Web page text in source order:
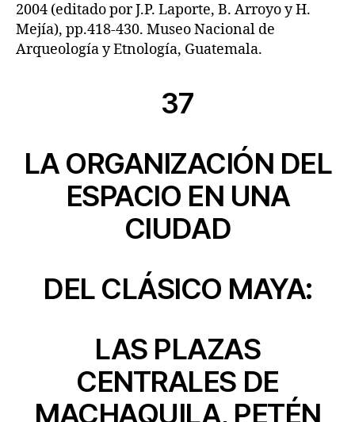
2004 (editado por J.P. Laporte, B. Arroyo y H.
Mejía), pp.418-430. Museo Nacional de
Arqueología y Etnología, Guatemala.
37
LA ORGANIZACIÓN DEL
ESPACIO EN UNA
CIUDAD
DEL CLÁSICO MAYA:
LAS PLAZAS
CENTRALES DE
MACHAQUILA, PETÉN